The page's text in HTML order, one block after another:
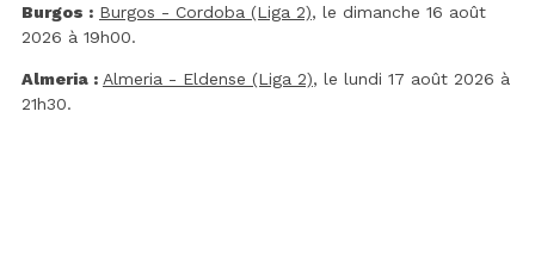
Burgos : Burgos - Cordoba (Liga 2), le dimanche 16 août
2026 à 19h00.
Almeria : Almeria - Eldense (Liga 2), le lundi 17 août 2026 à
21h30.